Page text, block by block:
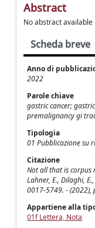
Abstract
No abstract available
Scheda breve
Anno di
2022
Parole chiave
gastric cancer;
premalignancy gi
Tipologia
01 Pubblicazione su
Citazione
Not all that is corpus
Lahner, E., Dilaghi,
0017-5749. -
Appartiene alla
01f Lettera, Nota